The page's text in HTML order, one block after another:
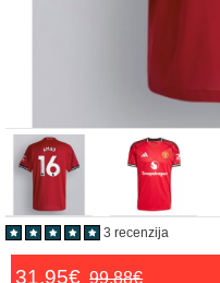
3 recenzija
31.95€ 99.88€